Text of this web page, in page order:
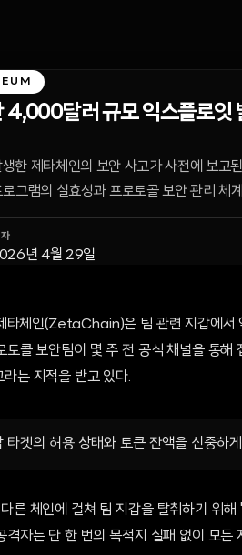
달러 규모 익스플로잇
제타체인의 보안 사고가 사전에 보고
그램의 실효성과 프로토콜 보안 관리 체
년 4월 29일
체인(ZetaChain)은 팀 관련 지갑에서
토콜 보안팀이 몇 주 전 공식 채널을 통
는 지적을 받고 있다.
타겟의 허용 상태와 토큰 잔액을 신중하
른 체인에 걸쳐 팀 지갑을 탈취하기
격자는 단 한 번의 목적지 실패 없이 모